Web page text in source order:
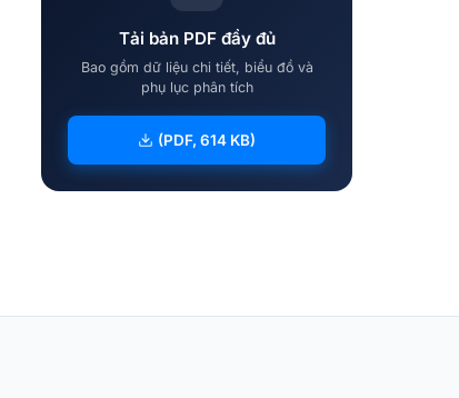
Tải bản PDF đầy đủ
Bao gồm dữ liệu chi tiết, biểu đồ và
phụ lục phân tích
(PDF, 614 KB)